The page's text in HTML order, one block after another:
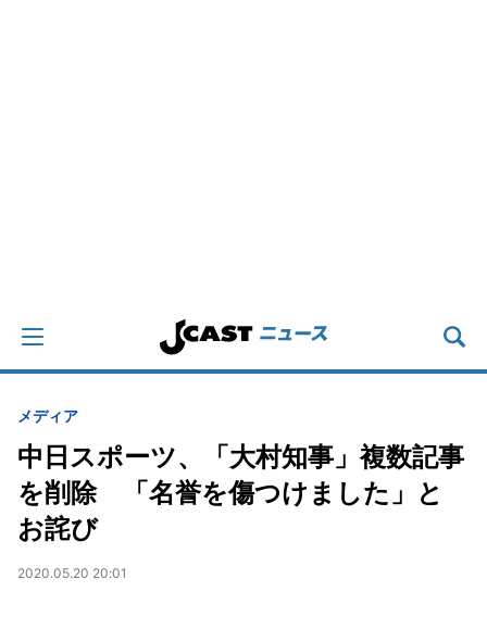
メディア
中日スポーツ、「大村知事」複数記事
を削除 「名誉を傷つけました」と
お詫び
2020.05.20 20:01